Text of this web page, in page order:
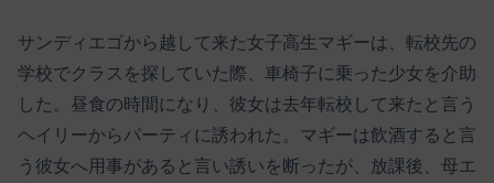
サンディエゴから越して来た女子高生マギーは、転校先の
学校でクラスを探していた際、車椅子に乗った少女を介助
した。昼食の時間になり、彼女は去年転校して来たと言う
ヘイリーからパーティに誘われた。マギーは飲酒すると言
う彼女へ用事があると言い誘いを断ったが、放課後、母エ